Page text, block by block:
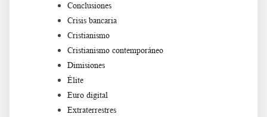
Conclusiones
Crisis bancaria
Cristianismo
Cristianismo contemporáneo
Dimisiones
Élite
Euro digital
Extraterrestres